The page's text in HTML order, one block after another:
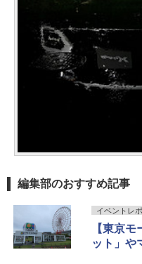
編集部のおすすめ記事
イベントレ
【東京
ット」や